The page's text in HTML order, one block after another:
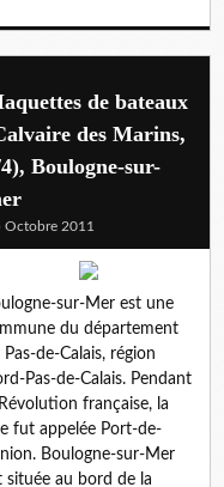
de bateaux
des Marins,
Boulogne-sur-
Octobre 2011
sur-Mer est une
du département
Pas-de-Calais, région
Pas-de-Calais. Pendant
française, la
fut appelée Port-de-
Boulogne-sur-Mer
située au bord de la